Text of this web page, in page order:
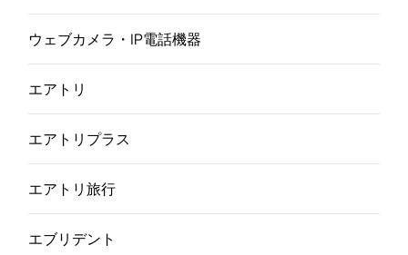
ウェブカメラ・IP電話機器
エアトリ
エアトリプラス
エアトリ旅行
エブリデント